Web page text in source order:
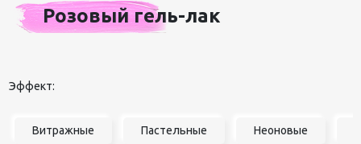
Акции
Розовый гель-лак
Эффект:
Витражные Пастельные Неоновые